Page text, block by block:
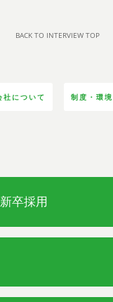
BACK TO INTERVIEW TOP
社について 制度・環境
卒採用